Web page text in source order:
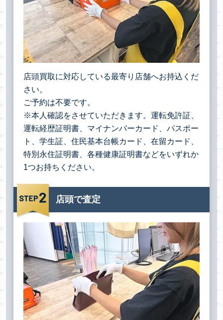
店頭買取に対応している最寄り店舗へお持込くだ
さい。
ご予約は不要です。
※本人確認をさせていただきます。運転免許証、
運転経歴証明書、マイナンバーカード、パスポー
ト、学生証、住民基本台帳カード、在留カード、
特別永住証明書、各種健康証明書などをいずれか
1つお持ちください。
店頭で査定